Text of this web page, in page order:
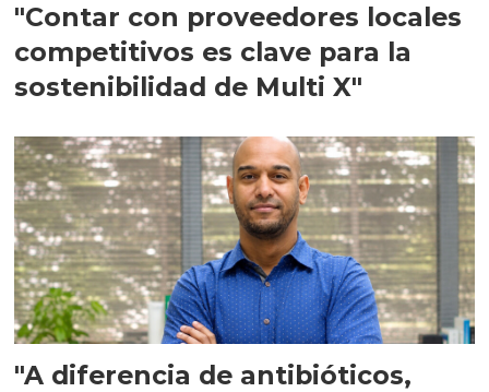
"Contar con proveedores locales
competitivos es clave para la
sostenibilidad de Multi X"
"A diferencia de antibióticos,